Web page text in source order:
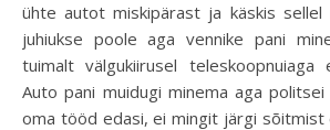
ühte autot miskipärast ja käskis sellel
juhiukse poole aga vennike pani
tuimalt välgukiirusel teleskoopnuiaga
Auto pani muidugi minema aga
oma tööd edasi, ei mingit järgi sõitmist